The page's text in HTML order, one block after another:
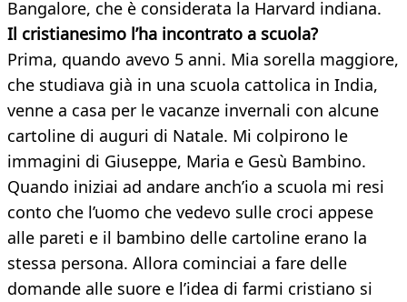
Bangalore, che è considerata la Harvard indiana.
Il cristianesimo l’ha incontrato a scuola?
Prima, quando avevo 5 anni. Mia sorella maggiore,
che studiava già in una scuola cattolica in India,
venne a casa per le vacanze invernali con alcune
cartoline di auguri di Natale. Mi colpirono le
immagini di Giuseppe, Maria e Gesù Bambino.
Quando iniziai ad andare anch’io a scuola mi resi
conto che l’uomo che vedevo sulle croci appese
alle pareti e il bambino delle cartoline erano la
stessa persona. Allora cominciai a fare delle
domande alle suore e l’idea di farmi cristiano si